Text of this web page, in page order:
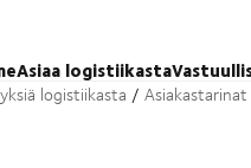
Asiaa logistiikasta
logistiikasta Asiakastarinat